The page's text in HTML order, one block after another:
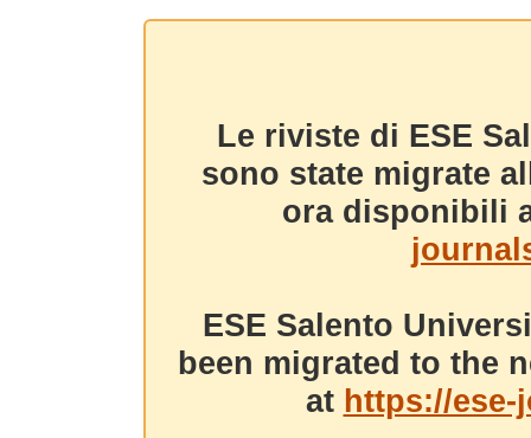
Le riviste di ESE
sono state migrate
ora disponibili
ESE Salento
been migrated to the
at https://